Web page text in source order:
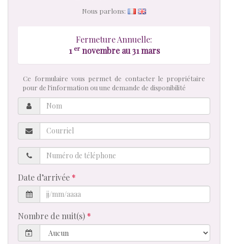
Nous parlons:
Fermeture Annuelle:
1 ernovembre au 31 mars
Ce formulaire vous permet de contacter le propriétaire
pour de l'information ou une demande de disponibilité
Nom
Courriel
Numéro
de
téléphone
Date d’arrivée
Nombre de nuit(s)